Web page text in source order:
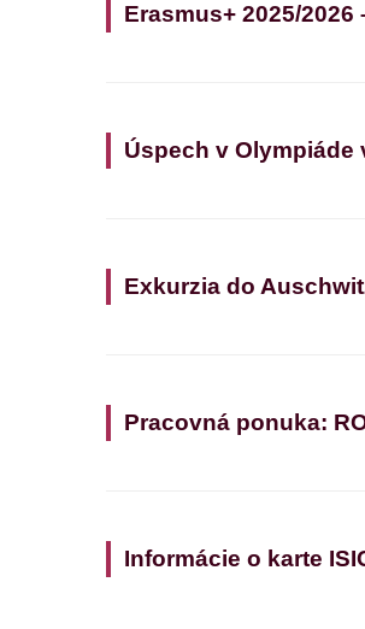
Erasmus+ 2025/
Úspech v Olympiáde
Exkurzia do
Pracovná ponuka:
Informácie o karte